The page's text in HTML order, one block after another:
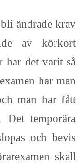
ändrade krav
av körkort
har det varit så
har man
man har fått
temporära
och bevis
skall